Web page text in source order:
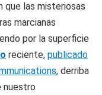
que las misteriosas
marcianas
por la superficie
reciente, publicado
, derriba
nuestro